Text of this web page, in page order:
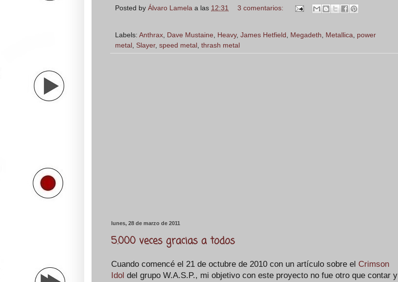
Posted by Álvaro Lamela a las 12:31 3 comentarios:
Labels: Anthrax Dave Mustaine Heavy, James Hetfield Megadeth Metallica
power
metal
Slayer, speed metal thrash metal
lunes, 28 de marzo de 2011
5.000 veces gracias a todos
Cuando comencé el 21 de octubre de 2010 con un artículo sobre el Crimson
Idol del grupo W.A.S.P., mi objetivo con este proyecto no fue otro que contar y